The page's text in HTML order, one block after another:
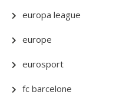
europa league
europe
eurosport
fc barcelone